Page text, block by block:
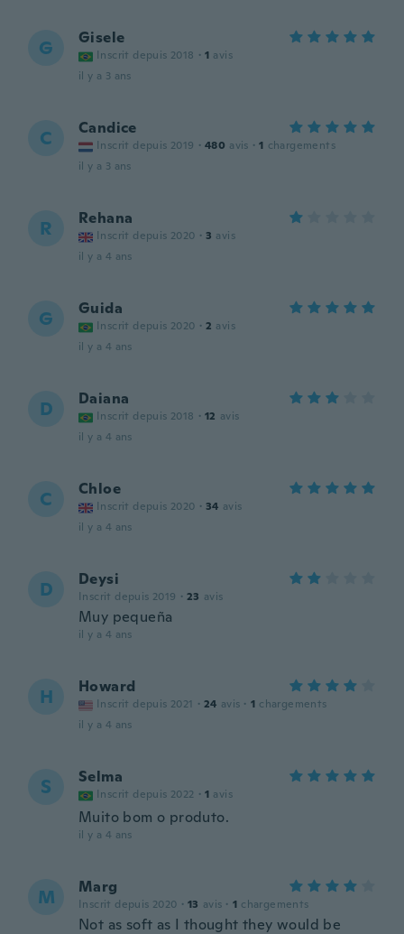
G Gisele
Inscrit depuis 2018 · 1 avis
il y a 3 ans
C Candice
Inscrit depuis 2019 · 480 avis · 1 chargements
il y a 3 ans
R Rehana
Inscrit depuis 2020 · 3 avis
il y a 4 ans
G Guida
Inscrit depuis 2020 · 2 avis
il y a 4 ans
D Daiana
Inscrit depuis 2018 · 12 avis
il y a 4 ans
C Chloe
Inscrit depuis 2020 · 34 avis
il y a 4 ans
D Deysi
Inscrit depuis 2019 · 23 avis
Muy pequeña
il y a 4 ans
H Howard
Inscrit depuis 2021 · 24 avis · 1 chargements
il y a 4 ans
S Selma
Inscrit depuis 2022 · 1 avis
Muito bom o produto.
il y a 4 ans
M Marg
Inscrit depuis 2020 · 13 avis · 1 chargements
Not as soft as I thought they would be